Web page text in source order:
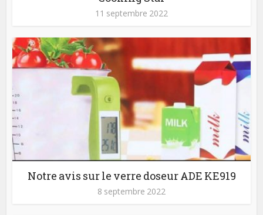
11 septembre 2022
Notre avis sur le verre doseur ADE KE919
8 septembre 2022